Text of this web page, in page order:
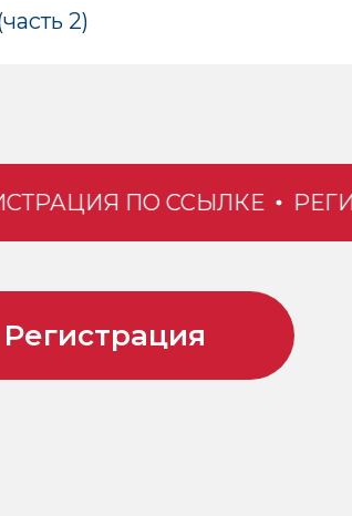
2)
ПО ССЫЛКЕ
Регистрация